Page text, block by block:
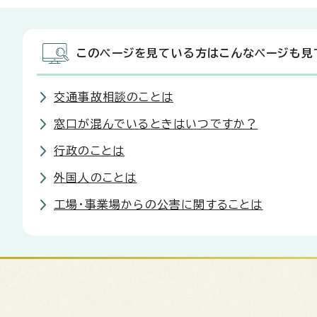
このページを見ている方はこんなページも見
交通事故相談のことは
窓口が混んでいるときはいつですか？
行政のことは
外国人のことは
工場・事業場からの公害に関することは